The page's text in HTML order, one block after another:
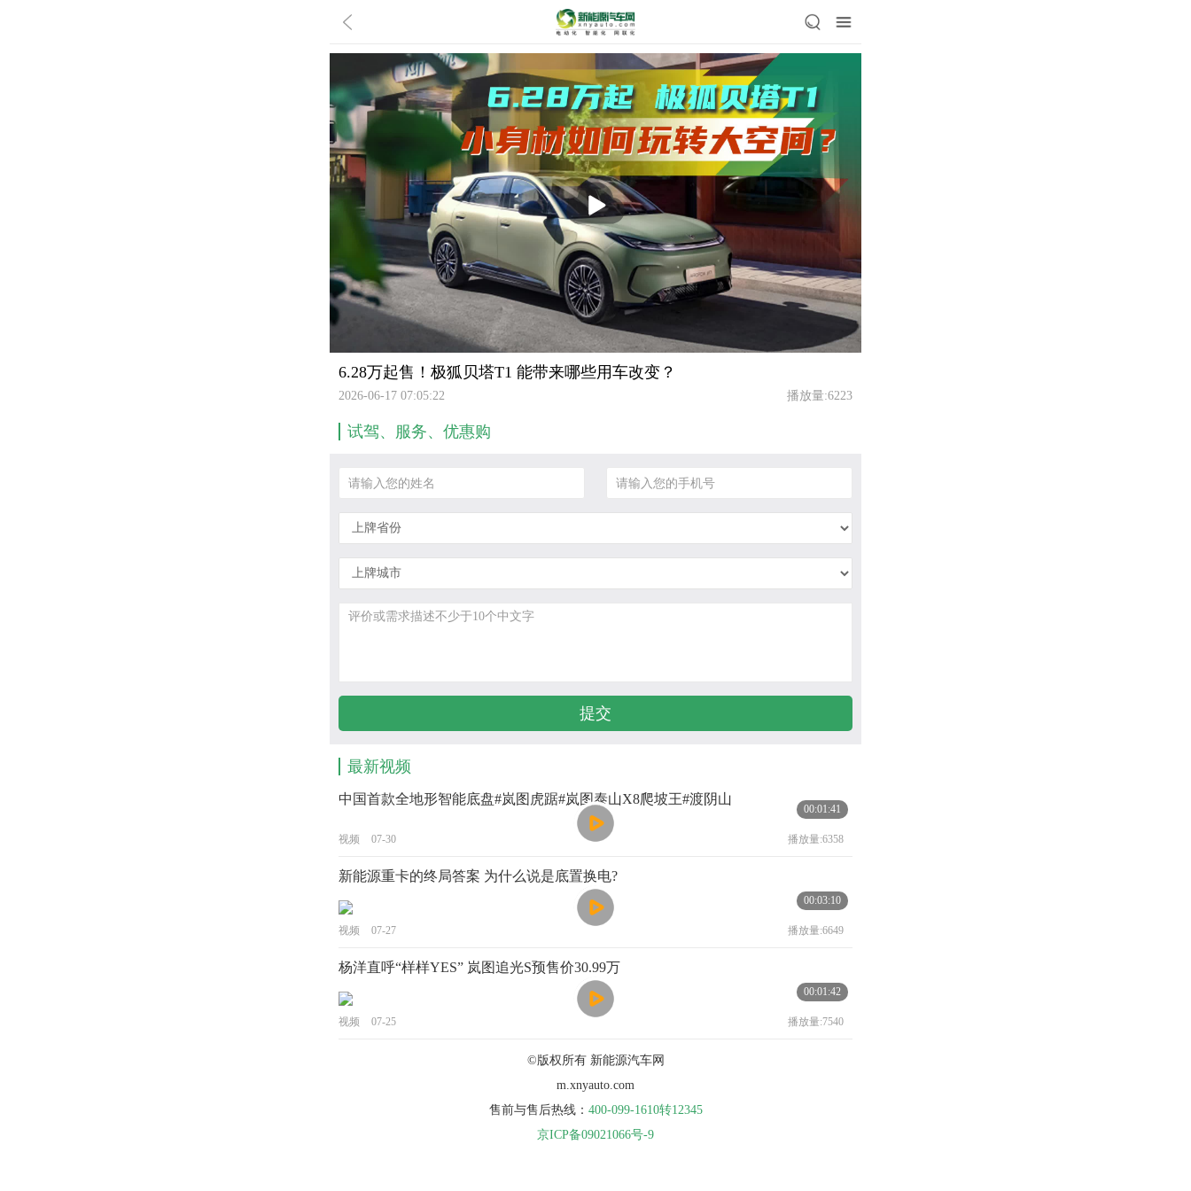
播
放
6.28万起售！极狐贝塔T1 能带来哪些用车改变？
2026-06-17 07:05:22 播放量:6223
试驾、服务、优惠购
最新视频
中国首款全地形智能底盘#岚图虎踞#岚图泰山X8爬坡王#渡阴山
00:01:41
视频 07-30 播放量:6358
新能源重卡的终局答案 为什么说是底置换电?
00:03:10
视频 07-27 播放量:6649
杨洋直呼“样样YES” 岚图追光S预售价30.99万
00:01:42
视频 07-25 播放量:7540
©版权所有 新能源汽车网
m.xnyauto.com
售前与售后热线： 400-099-1610转12345
京ICP备09021066号-9